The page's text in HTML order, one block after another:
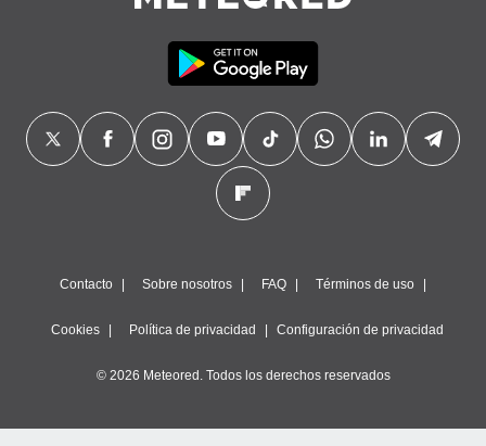
Contacto Sobre nosotros FAQ Términos de uso
Cookies Política de privacidad Configuración de privacidad
© 2026 Meteored. Todos los derechos reservados